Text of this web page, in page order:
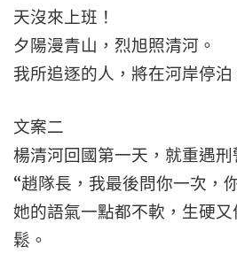
天沒來上班！
夕陽漫青山，烈旭照清河。
我所追逐的人，將在河岸停泊
文案二
楊清河回國第一天，就重遇刑
“趙隊長，我最後問你一次，
她的語氣一點都不軟，生硬
鬆。